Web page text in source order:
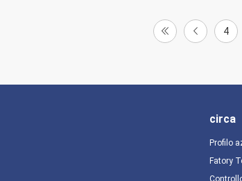
4
circa
Profilo
Fatory